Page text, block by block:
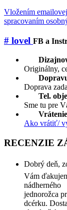
Vložením
spracovaním
# lovel FB a
Originálny,
Doprava
Tel.
Sme tu pre
Ako vrátiť/
RECENZIE
Dobrý deň,
Vám
nádherného
jednorožca
dcérku.